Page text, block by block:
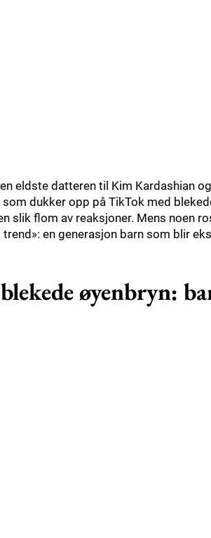
eldste datteren til Kim Kardashian
dukker opp på TikTok med
slik flom av reaksjoner. Mens noen
en generasjon barn som blir
øyenbryn: